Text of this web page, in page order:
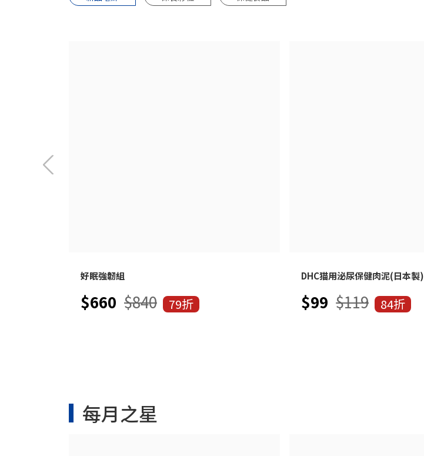
好眠強韌組
$660 $840 79折
DHC猫用泌尿保健肉泥(日本製)
$99 $119 84折
每月之星